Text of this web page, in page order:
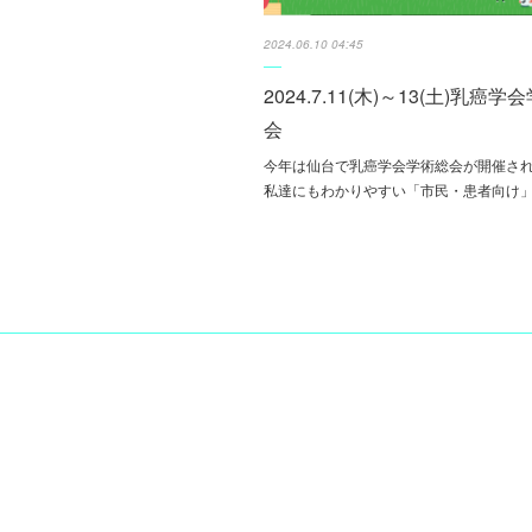
2024.06.10 04:45
2024.7.11(木)～13(土)乳癌学
会
今年は仙台で乳癌学会学術総会が開催さ
私達にもわかりやすい「市民・患者向け